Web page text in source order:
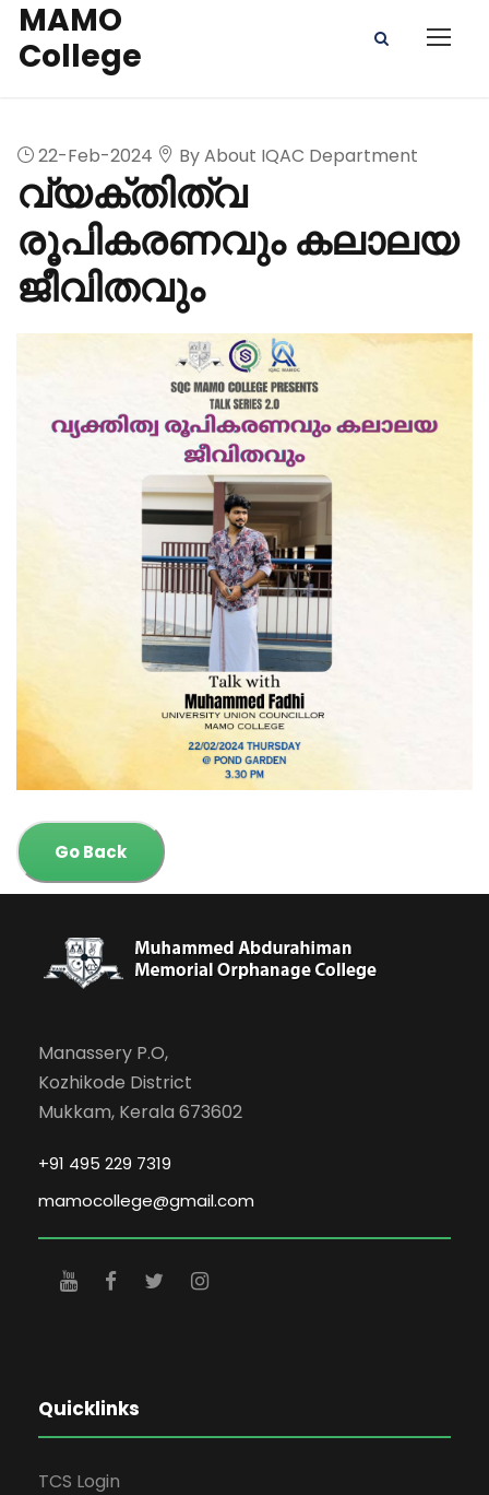
MAMO
College
22-Feb-2024 By About IQAC Department
വ്യക്തിത്വ
രൂപികരണവും കലാലയ
ജീവിതവും
Go Back
Manassery P.O,
Kozhikode District
Mukkam, Kerala 673602
+91 495 229 7319
mamocollege@gmail.com
Quicklinks
TCS Login